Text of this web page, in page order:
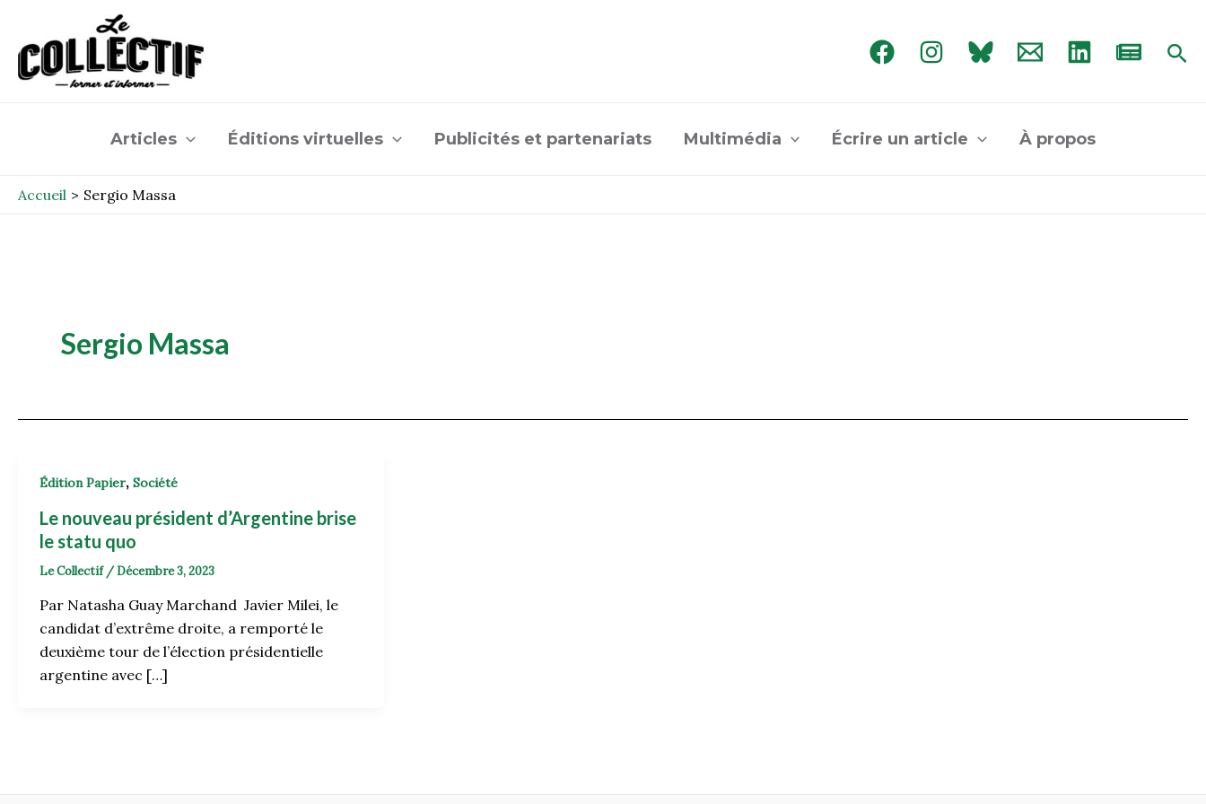
contenu
Articles Éditions virtuelles Publicités et partenariats Multimédia Écrire un article À propos
Accueil Sergio Massa
Sergio Massa
Édition Papier, Société
Le nouveau président d’Argentine brise
le statu quo
Le Collectif /Décembre 3, 2023
Par Natasha Guay Marchand Javier Milei, le
candidat d’extrême droite, a remporté le
deuxième tour de l’élection présidentielle
argentine avec […]